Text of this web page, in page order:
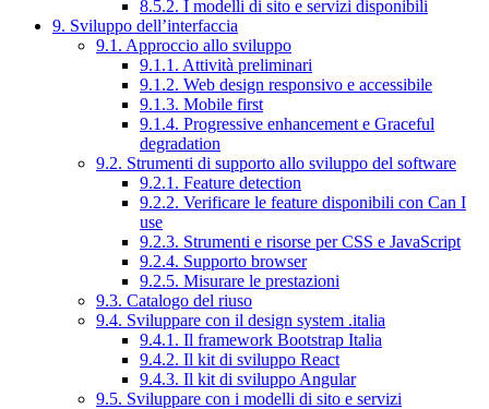
8.5.2. I modelli di sito e servizi disponibili
9. Sviluppo dell’interfaccia
9.1. Approccio allo sviluppo
9.1.1. Attività preliminari
9.1.2. Web design responsivo e accessibile
9.1.3. Mobile first
9.1.4. Progressive enhancement e Graceful
degradation
9.2. Strumenti di supporto allo sviluppo del software
9.2.1. Feature detection
9.2.2. Verificare le feature disponibili con Can I
use
9.2.3. Strumenti e risorse per CSS e JavaScript
9.2.4. Supporto browser
9.2.5. Misurare le prestazioni
9.3. Catalogo del riuso
9.4. Sviluppare con il design system .italia
9.4.1. Il framework Bootstrap Italia
9.4.2. Il kit di sviluppo React
9.4.3. Il kit di sviluppo Angular
9.5. Sviluppare con i modelli di sito e servizi